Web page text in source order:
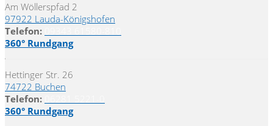
Am Wöllerspfad 2
97922 Lauda-Königshofen
Telefon:
360° Rundgang
Hettinger Str. 26
74722 Buchen
Telefon:
360° Rundgang